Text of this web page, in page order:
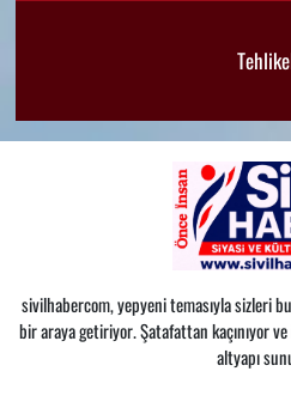
sivilhabercom, yepyeni temasıyla sizleri
bir araya getiriyor. Şatafattan kaçınıyor
altyapı